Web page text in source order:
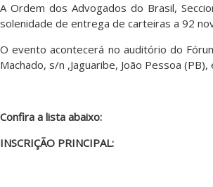
A Ordem dos Advogados do Brasil,
solenidade de entrega de carteiras a 92
O evento acontecerá no auditório do
Machado, s/n ,Jaguaribe, João Pessoa
Confira a lista abaixo:
INSCRIÇÃO PRINCIPAL: